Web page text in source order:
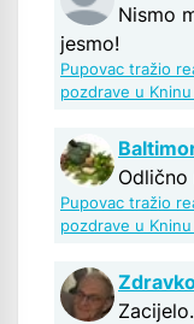
Nismo
jesmo!
Pupovac tražio
pozdrave u Kninu
Odlično
Pupovac tražio
pozdrave u Kninu